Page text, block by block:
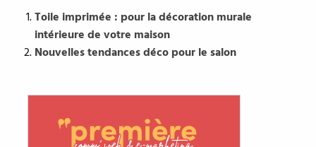
Toile imprimée : pour la décoration murale
intérieure de votre maison
Nouvelles tendances déco pour le salon